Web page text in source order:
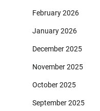
February 2026
January 2026
December 2025
November 2025
October 2025
September 2025